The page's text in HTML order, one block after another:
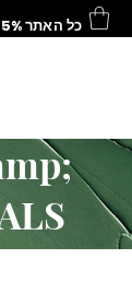
כל האתר 5% הנחה !